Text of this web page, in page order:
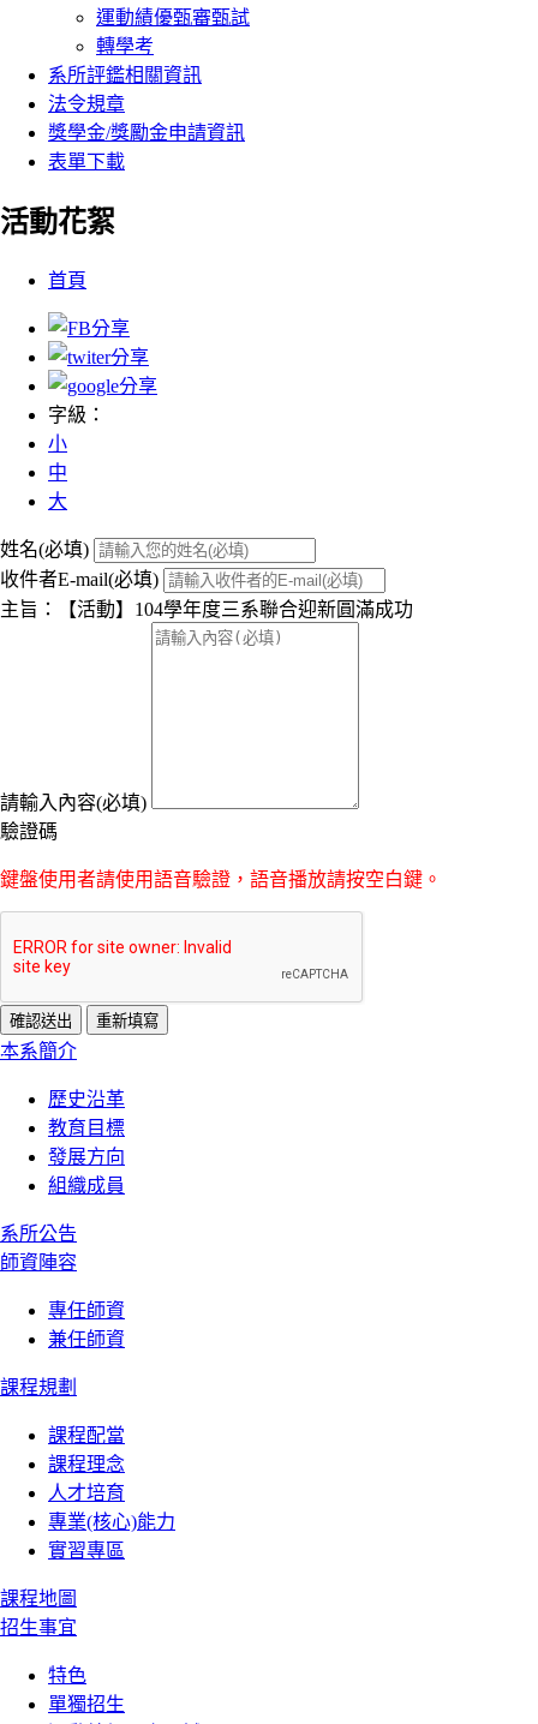
運動績優甄審甄試
轉學考
系所評鑑相關資訊
法令規章
獎學金/獎勵金申請資訊
表單下載
活動花絮
首頁
字級：
小
中
大
姓名(必填)
收件者E-mail(必填)
主旨：【活動】104學年度三系聯合迎新圓滿成功
請輸入內容(必填)
驗證碼
鍵盤使用者請使用語音驗證，語音播放請按空白鍵。
:::
本系簡介
歷史沿革
教育目標
發展方向
組織成員
系所公告
師資陣容
專任師資
兼任師資
課程規劃
課程配當
課程理念
人才培育
專業(核心)能力
實習專區
課程地圖
招生事宜
特色
單獨招生